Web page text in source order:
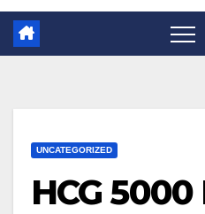
UNCATEGORIZED
HCG 5000